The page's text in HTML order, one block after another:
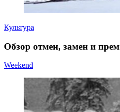
Культура
Обзор отмен, замен и
Weekend